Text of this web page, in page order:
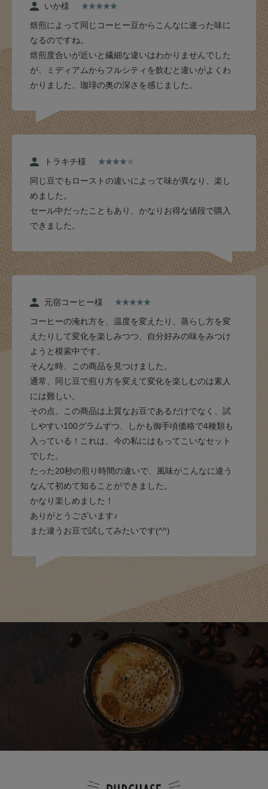
いか様
焙煎によって同じコーヒー豆からこんなに違った味に
なるのですね。
焙煎度合いが近いと繊細な違いはわかりませんでした
が、ミディアムからフルシティを飲むと違いがよくわ
かりました。珈琲の奥の深さを感じました。
トラキチ様
同じ豆でもローストの違いによって味が異なり、楽し
めました。
セール中だったこともあり、かなりお得な値段で購入
できました。
元宿コーヒー様
コーヒーの淹れ方を、温度を変えたり、蒸らし方を変
えたりして変化を楽しみつつ、自分好みの味をみつけ
ようと模索中です。
そんな時、この商品を見つけました。
通常、同じ豆で煎り方を変えて変化を楽しむのは素人
には難しい。
その点、この商品は上質なお豆であるだけでなく、試
しやすい100グラムずつ、しかも御手頃価格で4種類も
入っている！これは、今の私にはもってこいなセット
でした。
たった20秒の煎り時間の違いで、風味がこんなに違う
なんて初めて知ることができました。
かなり楽しめました！
ありがとうございます♪
また違うお豆で試してみたいです(^^)